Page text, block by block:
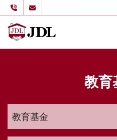
多伦多嘉德理财
教育